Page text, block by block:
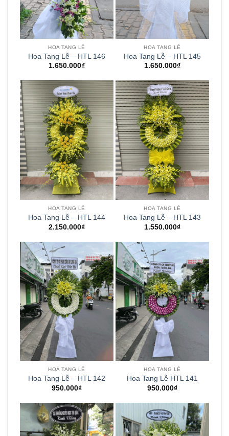
HOA TANG LỄ
Hoa Tang Lễ – HTL 146
1.650.000₫
HOA TANG LỄ
Hoa Tang Lễ – HTL 145
1.650.000₫
HOA TANG LỄ
Hoa Tang Lễ – HTL 144
2.150.000₫
HOA TANG LỄ
Hoa Tang Lễ – HTL 143
1.550.000₫
HOA TANG LỄ
Hoa Tang Lễ – HTL 142
950.000₫
HOA TANG LỄ
Hoa Tang Lễ HTL 141
950.000₫